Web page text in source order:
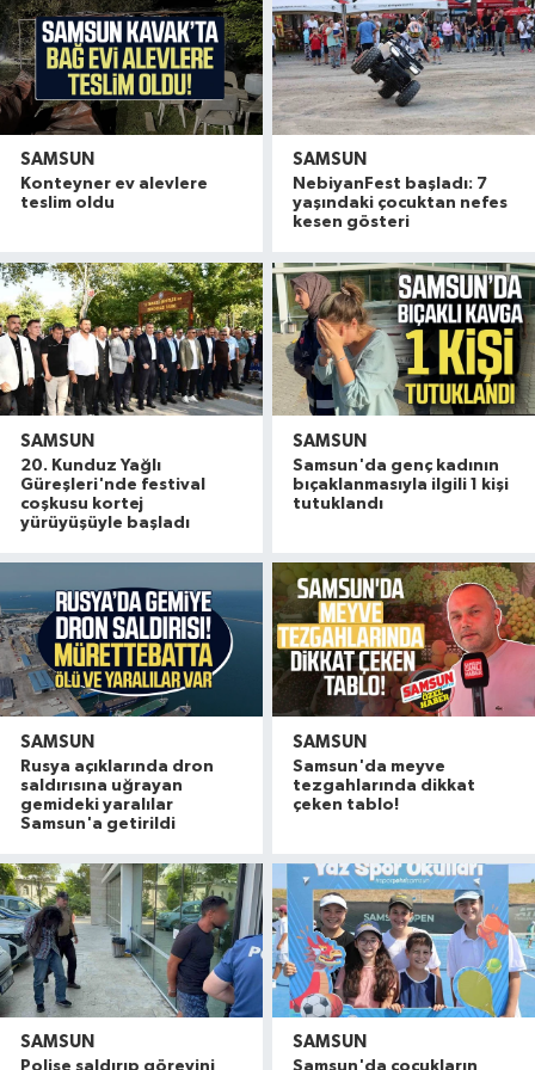
SAMSUN
Konteyner ev alevlere
teslim oldu
SAMSUN
NebiyanFest başladı: 7
yaşındaki çocuktan nefes
kesen gösteri
SAMSUN
20. Kunduz Yağlı
Güreşleri'nde festival
coşkusu kortej
yürüyüşüyle başladı
SAMSUN
Samsun'da genç kadının
bıçaklanmasıyla ilgili 1 kişi
tutuklandı
SAMSUN
Rusya açıklarında dron
saldırısına uğrayan
gemideki yaralılar
Samsun'a getirildi
SAMSUN
Samsun'da meyve
tezgahlarında dikkat
çeken tablo!
SAMSUN SAMSUN